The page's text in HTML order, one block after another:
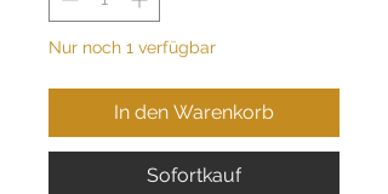
Nur noch 1 verfügbar
In den Warenkorb
Sofortkauf